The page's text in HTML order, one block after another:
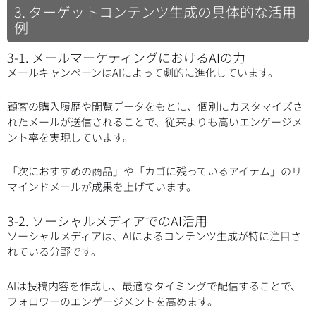
3. ターゲットコンテンツ生成の具体的な活用
例
3-1. メールマーケティングにおけるAIの力
メールキャンペーンはAIによって劇的に進化しています。
顧客の購入履歴や閲覧データをもとに、個別にカスタマイズさ
れたメールが送信されることで、従来よりも高いエンゲージメ
ント率を実現しています。
「次におすすめの商品」や「カゴに残っているアイテム」のリ
マインドメールが成果を上げています。
3-2. ソーシャルメディアでのAI活用
ソーシャルメディアは、AIによるコンテンツ生成が特に注目さ
れている分野です。
AIは投稿内容を作成し、最適なタイミングで配信することで、
フォロワーのエンゲージメントを高めます。